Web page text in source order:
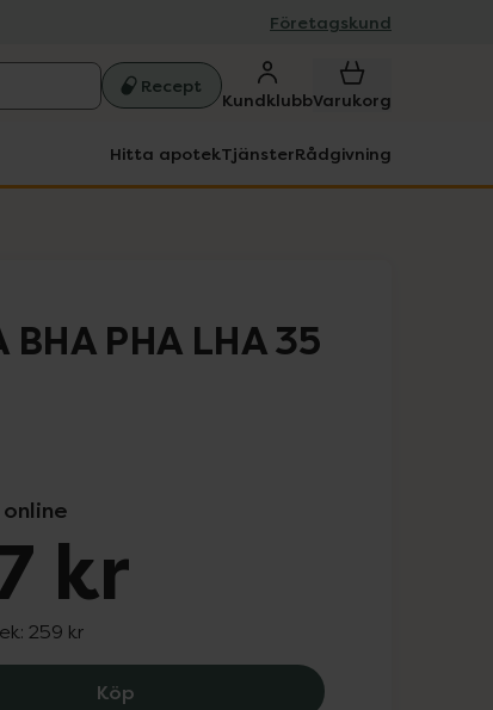
Företagskund
Recept
KundklubbVarukorg
Hitta apotekTjänsterRådgivning
BHA PHA LHA 35
online
kr
259 kr
Köp COSRX The AHA BHA PHA LHA 35